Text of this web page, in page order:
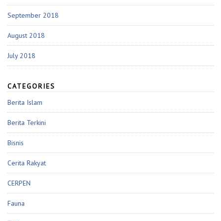
September 2018
August 2018
July 2018
CATEGORIES
Berita Islam
Berita Terkini
Bisnis
Cerita Rakyat
CERPEN
Fauna